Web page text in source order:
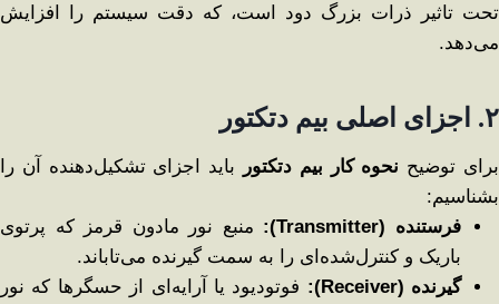
تحت تاثیر ذرات بزرگ دود است، که دقت سیستم را افزایش
می‌دهد.
۲. اجزای اصلی بیم دتکتور
برای توضیح نحوه کار بیم دتکتور
باید اجزای تشکیل‌دهنده آن را
بشناسیم:
فرستنده (Transmitter):
منبع نور مادون قرمز که پرتوی
باریک و کنترل‌شده‌ای را به سمت گیرنده می‌تاباند.
گیرنده (Receiver):
فوتودیود یا آرایه‌ای از حسگرها که نور